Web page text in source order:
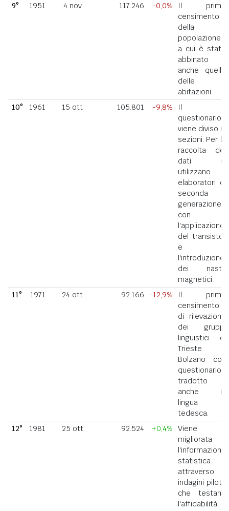
9°
1951 4 nov 117.246 -0,0%
Il primo
censimento
della
popolazione
a cui è stato
abbinato
anche quello
delle
abitazioni.
10°
1961 15 ott 105.801 -9,8%
Il
questionario
viene diviso in
sezioni. Per la
raccolta dei
dati si
utilizzano
elaboratori di
seconda
generazione
con
l'applicazione
del transistor
e
l'introduzione
dei nastri
magnetici.
11°
1971 24 ott 92.166 -12,9%
Il primo
censimento
di rilevazione
dei gruppi
linguistici di
Trieste e
Bolzano con
questionario
tradotto
anche in
lingua
tedesca.
12°
1981 25 ott 92.524 +0,4%
Viene
migliorata
l'informazione
statistica
attraverso
indagini pilota
che testano
l'affidabilità